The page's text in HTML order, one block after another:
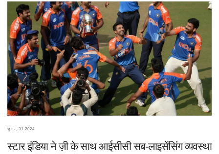
जुल॰, 31 2024
स्टार इंडिया ने ज़ी के साथ आईसीसी सब-लाइसेंसिंग व्यवस्था